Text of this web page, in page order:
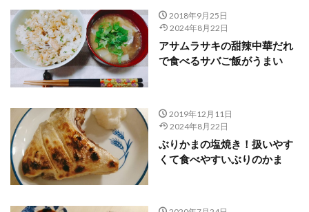
2018年9月25日
2024年8月22日
アサムラサキの甜辣中華だれ
で食べるサバご飯がうまい
2019年12月11日
2024年8月22日
ぶりかまの塩焼き！扱いやす
くて食べやすいぶりのかま